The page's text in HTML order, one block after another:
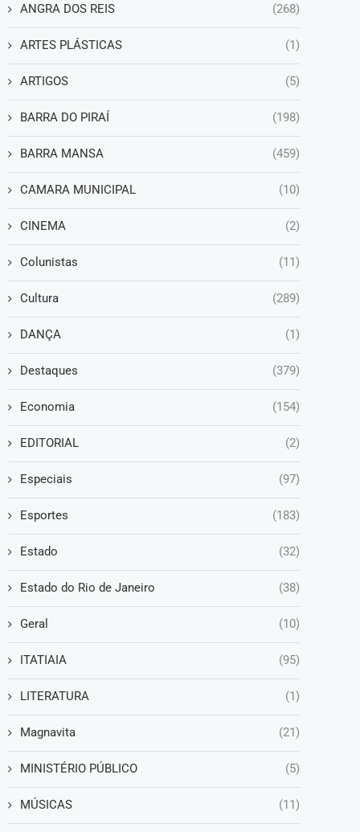
ANGRA DOS REIS (268)
ARTES PLÁSTICAS (1)
ARTIGOS (5)
BARRA DO PIRAÍ (198)
BARRA MANSA (459)
CAMARA MUNICIPAL (10)
CINEMA (2)
Colunistas (11)
Cultura (289)
DANÇA (1)
Destaques (379)
Economia (154)
EDITORIAL (2)
Especiais (97)
Esportes (183)
Estado (32)
Estado do Rio de Janeiro (38)
Geral (10)
ITATIAIA (95)
LITERATURA (1)
Magnavita (21)
MINISTÉRIO PÚBLICO (5)
MÚSICAS (11)